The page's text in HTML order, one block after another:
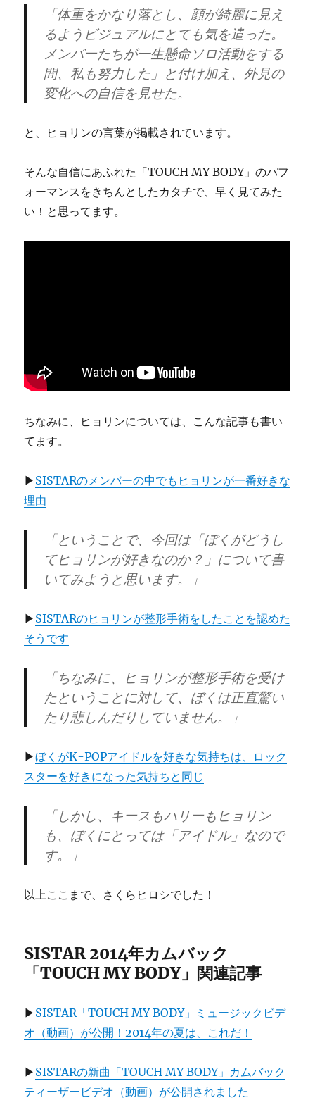
「体重をかなり落とし、顔が綺麗に見え
るようビジュアルにとても気を遣った。
メンバーたちが一生懸命ソロ活動をする
間、私も努力した」と付け加え、外見の
変化への自信を見せた。
と、ヒョリンの言葉が掲載されています。
そんな自信にあふれた「TOUCH MY BODY」のパフ
ォーマンスをきちんとしたカタチで、早く見てみた
い！と思ってます。
ちなみに、ヒョリンについては、こんな記事も書い
てます。
▶ SISTARのメンバーの中でもヒョリンが一番好きな
理由
「ということで、今回は「ぼくがどうし
てヒョリンが好きなのか？」について書
いてみようと思います。」
▶ SISTARのヒョリンが整形手術をしたことを認めた
そうです
「ちなみに、ヒョリンが整形手術を受け
たということに対して、ぼくは正直驚い
たり悲しんだりしていません。」
▶ぼくがK-POPアイドルを好きな気持ちは、ロック
スターを好きになった気持ちと同じ
「しかし、キースもハリーもヒョリン
も、ぼくにとっては「アイドル」なので
す。」
以上ここまで、さくらヒロシでした！
SISTAR 2014年カムバック
「TOUCH MY BODY」関連記事
▶ SISTAR「TOUCH MY BODY」ミュージックビデ
オ（動画）が公開！2014年の夏は、これだ！
▶ SISTARの新曲「TOUCH MY BODY」カムバック
ティーザービデオ（動画）が公開されました